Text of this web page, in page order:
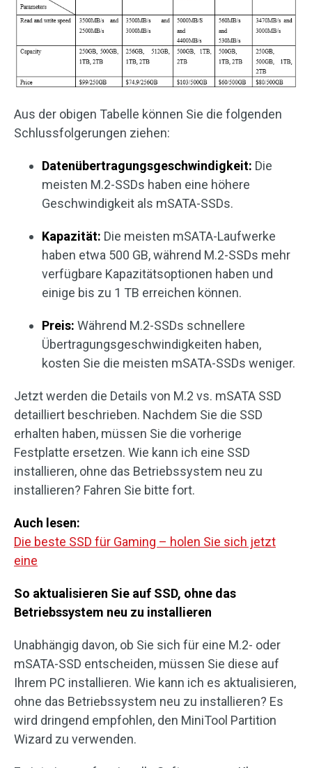
Aus der obigen Tabelle können Sie die folgenden
Schlussfolgerungen ziehen:
Datenübertragungsgeschwindigkeit: Die
meisten M.2-SSDs haben eine höhere
Geschwindigkeit als mSATA-SSDs.
Kapazität: Die meisten mSATA-Laufwerke
haben etwa 500 GB, während M.2-SSDs mehr
verfügbare Kapazitätsoptionen haben und
einige bis zu 1 TB erreichen können.
Preis: Während M.2-SSDs schnellere
Übertragungsgeschwindigkeiten haben,
kosten Sie die meisten mSATA-SSDs weniger.
Jetzt werden die Details von M.2 vs. mSATA SSD
detailliert beschrieben. Nachdem Sie die SSD
erhalten haben, müssen Sie die vorherige
Festplatte ersetzen. Wie kann ich eine SSD
installieren, ohne das Betriebssystem neu zu
installieren? Fahren Sie bitte fort.
Auch lesen:
Die beste SSD für Gaming – holen Sie sich jetzt
eine
So aktualisieren Sie auf SSD, ohne das
Betriebssystem neu zu installieren
Unabhängig davon, ob Sie sich für eine M.2- oder
mSATA-SSD entscheiden, müssen Sie diese auf
Ihrem PC installieren. Wie kann ich es aktualisieren,
ohne das Betriebssystem neu zu installieren? Es
wird dringend empfohlen, den MiniTool Partition
Wizard zu verwenden.